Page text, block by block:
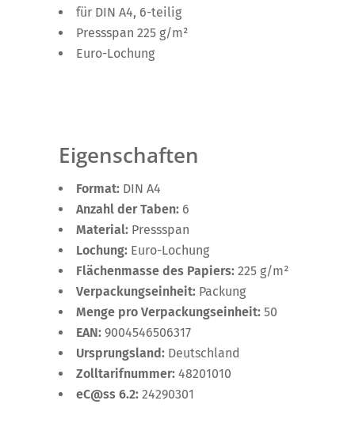
für DIN A4, 6-teilig
Pressspan 225 g/m²
Euro-Lochung
Eigenschaften
Format: DIN A4
Anzahl der Taben: 6
Material: Pressspan
Lochung: Euro-Lochung
Flächenmasse des Papiers: 225 g/m²
Verpackungseinheit: Packung
Menge pro Verpackungseinheit: 50
EAN: 9004546506317
Ursprungsland: Deutschland
Zolltarifnummer: 48201010
eC@ss 6.2: 24290301